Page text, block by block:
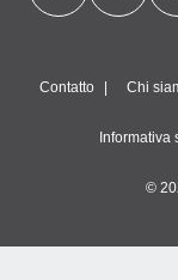
Contatto Chi
Informativa
©